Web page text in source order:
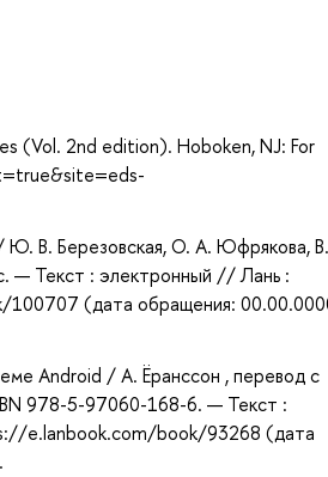
(Vol. 2nd edition). Hoboken, NJ: For
В. Березовская, О. А. Юфрякова,
— Текст : электронный // Лань :
100707 (дата обращения:
Android / А. Ёранссон , перевод с
978-5-97060-168-6. — Текст :
e.lanbook.com/book/93268 (дата